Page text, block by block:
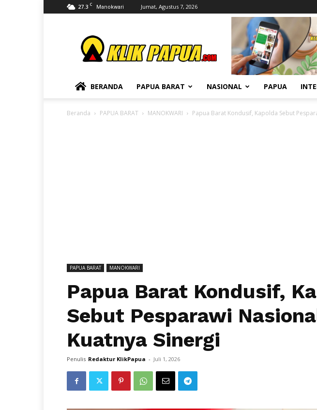
27.3 C Manokwari Jumat, Agustus 7, 2026
BERANDA PAPUA BARAT NASIONAL PAPUA
Beranda PAPUA BARAT MANOKWARI Papua Barat Kondusif, Kapolda Sebut
PAPUA BARAT MANOKWARI
Papua Barat Kondusif,
Sebut Pesparawi
Kuatnya Sinergi
Penulis Redaktur KlikPapua - Juli 1, 2026